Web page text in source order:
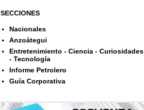
SECCIONES
Nacionales
Anzoátegui
Entretenimiento - Ciencia - Curiosidades
- Tecnología
Informe Petrolero
Guía Corporativa